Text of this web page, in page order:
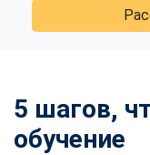
5 шагов,
обучение